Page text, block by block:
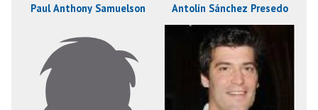
Paul Anthony Samuelson Antolín Sánchez Presedo